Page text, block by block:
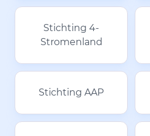
Stichting 4-
Stromenland
Stichting AAP